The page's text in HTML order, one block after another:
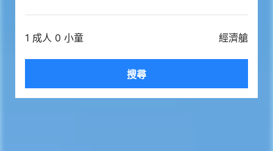
1 成人 0 小童 經濟艙
搜尋